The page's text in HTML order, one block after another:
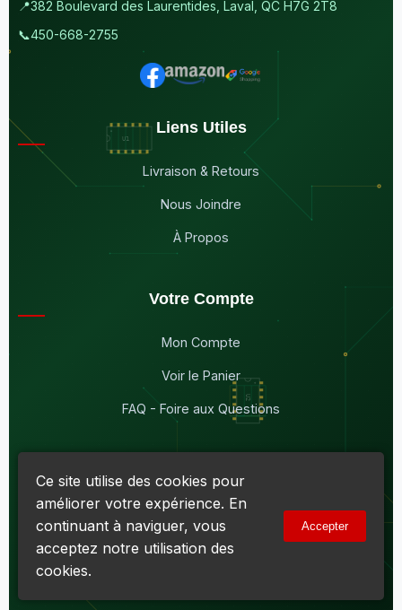
📍382 Boulevard des Laurentides, Laval, QC H7G 2T8
📞450-668-2755
Liens Utiles
Livraison & Retours
Nous Joindre
À Propos
Votre Compte
Mon Compte
Voir le Panier
FAQ - Foire aux Questions
© 2026Maddison Électronique Inc.
Politique de confidentialité & Cookies|
Conditions d'utilisation
Numéro d'entreprise du Québec (NEQ) :
R138919030RT0001 • TVQ : 10-1702-3051TQ0001
Ce site utilise des cookies pour
améliorer votre expérience. En
continuant à naviguer, vous
acceptez notre utilisation des
cookies.
Accepter